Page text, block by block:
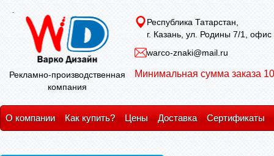
Рекламно-производственная
компания
Республика Татарстан,
г. Казань, ул. Родины 7/1, офис
warco-znaki@mail.ru
Минимальная сумма заказа
О компании Как купить? Цены Доставка Сертификаты